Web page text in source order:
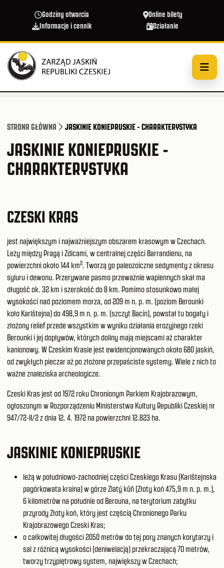
Godziny otwarcia
Online bilety
Informacje i cennik
Działanie
STRONA GŁÓWNA JASKINIE KONIEPRUSKIE - CHARAKTERYSTYKA
JASKINIE KONIEPRUSKIE -
CHARAKTERYSTYKA
CZESKI KRAS
jest największym i najważniejszym obszarem krasowym w Czechach.
Leży między Pragą i Zdicami, w centralnej części Barrandienu, na
powierzchni około 144 km2. Tworzą go paleozoiczne sedymenty z okresu
syluru i dewonu. Przerywane pasmo przeważnie wapiennych skał ma
długość ok. 32 km i szerokość do 8 km. Pomimo stosunkowo małej
wysokości nad poziomem morza, od 209 m n. p. m. (poziom Berounki
koło Karlštejna) do 498,9 m n. p. m. (szczyt Bacín), powstał tu bogaty i
złożony relief przede wszystkim w wyniku działania erozyjnego rzeki
Berounki i jej dopływów, których doliny mają miejscami aż charakter
kanionowy. W Czeskim Krasie jest ewidencjonowanych około 680 jaskiń,
od zwykłych pieczar aż po złożone przepaściste systemy. Wiele z nich to
ważne znaleziska archeologicze.
Czeski Kras jest od 1972 roku Chronionym Parkiem Krajobrazowym,
ogłoszonym w Rozporządzeniu Ministerstwa Kultury Republiki Czeskiej nr
947/72-II/2 z dnia 12. 4. 1972 na powierzchni 12.823 ha.
JASKINIE KONIEPRUSKIE
leżą w południowo-zachodniej części Czeskiego Krasu (Karlštejnska
pagórkowata kraina) w górze Zlatý kůň (Złoty koń 475,9 m n. p. m.),
6 kilometrów na południe od Berouna, na terytorium zabytku
przyrody Złoty koń, który jest częścią Chronionego Parku
Krajobrazowego Czeski Kras;
o całkowitej długości 2050 metrów do tej pory znanych korytarzy i
sal z różnicą wysokości (deniwelacją) przekraczającą 70 metrów,
tworzy trzypiętrowy system, największy w Czechach;